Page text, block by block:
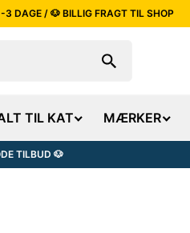
DAGE / 🐶 BILLIG FRAGT TIL SHOP
TIL KAT MÆRKER
TILBUD 🐶